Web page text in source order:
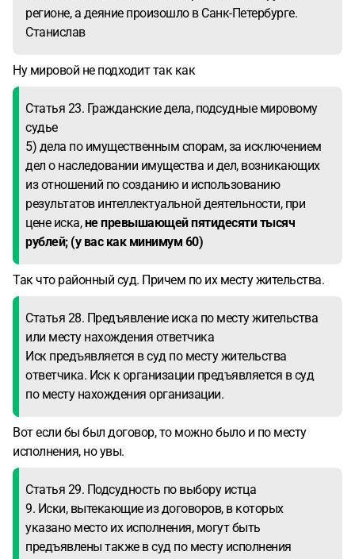
регионе, а деяние произошло в Санк-Петербурге.
Станислав
Ну мировой не подходит так как
Статья 23. Гражданские дела, подсудные мировому
судье
5) дела по имущественным спорам, за исключением
дел о наследовании имущества и дел, возникающих
из отношений по созданию и использованию
результатов интеллектуальной деятельности, при
цене иска,не превышающей пятидесяти тысяч
рублей; (у вас как минимум 60)
Так что районный суд. Причем по их месту жительства.
Статья 28. Предъявление иска по месту жительства
или месту нахождения ответчика
Иск предъявляется в суд по месту жительства
ответчика. Иск к организации предъявляется в суд
по месту нахождения организации.
Вот если бы был договор, то можно было и по месту
исполнения, но увы.
Статья 29. Подсудность по выбору истца
9. Иски, вытекающие из договоров, в которых
указано место их исполнения, могут быть
предъявлены также в суд по месту исполнения